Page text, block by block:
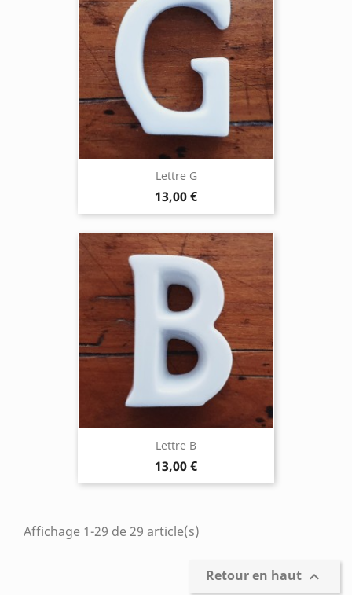
Lettre G
13,00 €
Lettre B
13,00 €
Affichage 1-29 de 29 article(s)
Retour en haut 